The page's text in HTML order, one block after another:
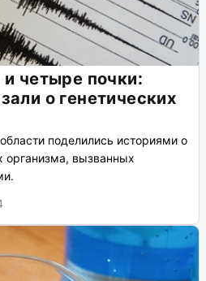
четыре почки:
о генетических
поделились историями о
организма, вызванных